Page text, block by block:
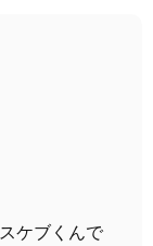
ケブくんで